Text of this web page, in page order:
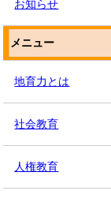
お知らせ
メニュー
地育力とは
社会教育
人権教育